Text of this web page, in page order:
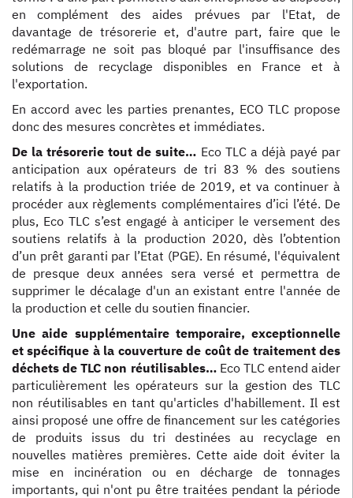
en complément des aides prévues par l'Etat, de
davantage de trésorerie et, d'autre part, faire que le
redémarrage ne soit pas bloqué par l'insuffisance des
solutions de recyclage disponibles en France et à
l'exportation.
En accord avec les parties prenantes, ECO TLC propose
donc des mesures concrètes et immédiates.
De la trésorerie tout de suite… Eco TLC a déjà payé par
anticipation aux opérateurs de tri 83 % des soutiens
relatifs à la production triée de 2019, et va continuer à
procéder aux règlements complémentaires d’ici l’été. De
plus, Eco TLC s’est engagé à anticiper le versement des
soutiens relatifs à la production 2020, dès l’obtention
d’un prêt garanti par l’Etat (PGE). En résumé, l'équivalent
de presque deux années sera versé et permettra de
supprimer le décalage d'un an existant entre l'année de
la production et celle du soutien financier.
Une aide supplémentaire temporaire, exceptionnelle
et spécifique à la couverture de coût de traitement des
déchets de TLC non réutilisables…Eco TLC entend aider
particulièrement les opérateurs sur la gestion des TLC
non réutilisables en tant qu'articles d'habillement. Il est
ainsi proposé une offre de financement sur les catégories
de produits issus du tri destinées au recyclage en
nouvelles matières premières. Cette aide doit éviter la
mise en incinération ou en décharge de tonnages
importants, qui n'ont pu être traitées pendant la période